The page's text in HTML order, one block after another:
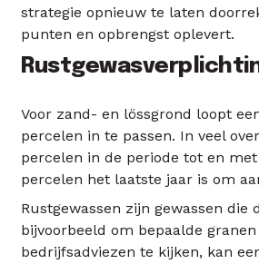
strategie opnieuw te laten
punten en opbrengst oplevert.
Voor zand- en lössgrond loopt
percelen in te passen. In veel
percelen in de periode tot en
percelen het laatste jaar is om
Rustgewassen zijn gewassen
bijvoorbeeld om bepaalde
bedrijfsadviezen te kijken, kan